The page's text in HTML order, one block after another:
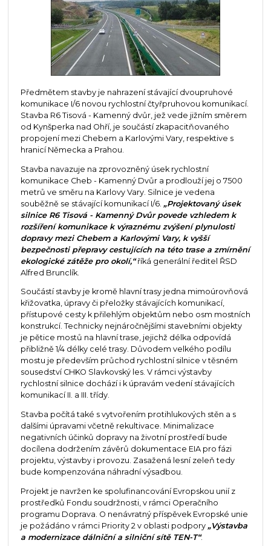
Předmětem stavby je nahrazení stávající dvoupruhové
komunikace I/6 novou rychlostní čtyřpruhovou komunikací.
Stavba R6 Tisová - Kamenný dvůr, jež vede jižním směrem
od Kynšperka nad Ohří, je součástí zkapacitňovaného
propojení mezi Chebem a Karlovými Vary, respektive s
hranicí Německa a Prahou.
Stavba navazuje na zprovozněný úsek rychlostní
komunikace Cheb - Kamenný Dvůr a prodlouží jej o 7500
metrů ve směru na Karlovy Vary. Silnice je vedena
souběžně se stávající komunikací I/6. „Projektovaný úsek
silnice R6 Tisová - Kamenný Dvůr povede vzhledem k
rozšíření komunikace k výraznému zvýšení plynulosti
dopravy mezi Chebem a Karlovými Vary, k vyšší
bezpečnosti přepravy cestujících na této trase a zmírnění
ekologické zátěže pro okolí,“říká generální ředitel ŘSD
Alfred Brunclík.
Součástí stavby je kromě hlavní trasy jedna mimoúrovňová
křižovatka, úpravy či přeložky stávajících komunikací,
přístupové cesty k přilehlým objektům nebo osm mostních
konstrukcí. Technicky nejnáročnějšími stavebními objekty
je pětice mostů na hlavní trase, jejichž délka odpovídá
přibližně 1/4 délky celé trasy. Důvodem velkého podílu
mostu je především průchod rychlostní silnice v těsném
sousedství CHKO Slavkovský les. V rámci výstavby
rychlostní silnice dochází i k úpravám vedení stávajících
komunikací II. a III. třídy.
Stavba počítá také s vytvořením protihlukových stěn a s
dalšími úpravami včetně rekultivace. Minimalizace
negativních účinků dopravy na životní prostředí bude
docílena dodržením závěrů dokumentace EIA pro fázi
projektu, výstavby i provozu. Zasažená lesní zeleň tedy
bude kompenzována náhradní výsadbou.
Projekt je navržen ke spolufinancování Evropskou unií z
prostředků Fondu soudržnosti, v rámci Operačního
programu Doprava. O nenávratný příspěvek Evropské unie
je požádáno v rámci Priority 2 v oblasti podpory „Výstavba
a modernizace dálniční a silniční sítě TEN-T“.